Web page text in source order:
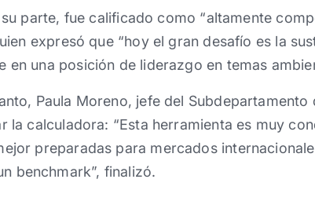
parte, fue calificado como “altamente
expresó que “hoy el gran desafío es la
en una posición de liderazgo en temas
Paula Moreno, jefe del
la calculadora: “Esta herramienta es muy
preparadas para mercados
benchmark”, finalizó.